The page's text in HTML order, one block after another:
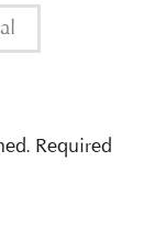
Required